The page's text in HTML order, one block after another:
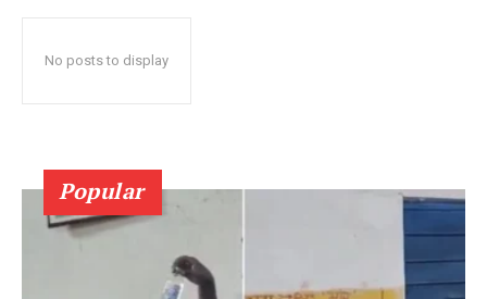
No posts to display
Popular